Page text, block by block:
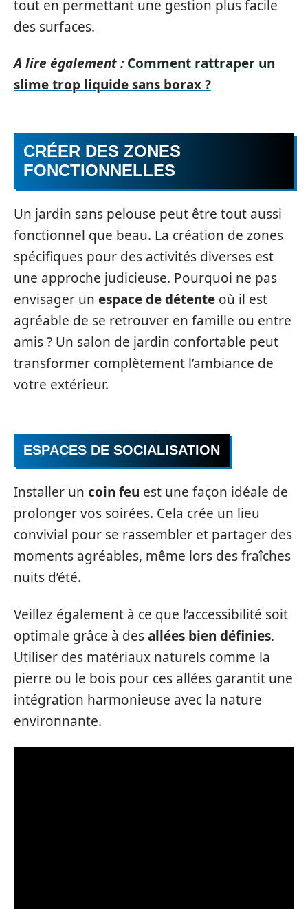
tout en permettant une gestion plus facile
des surfaces.
A lire également : Comment rattraper un
slime trop liquide sans borax ?
CRÉER DES ZONES
FONCTIONNELLES
Un jardin sans pelouse peut être tout aussi
fonctionnel que beau. La création de zones
spécifiques pour des activités diverses est
une approche judicieuse. Pourquoi ne pas
envisager un espace de détente où il est
agréable de se retrouver en famille ou entre
amis ? Un salon de jardin confortable peut
transformer complètement l’ambiance de
votre extérieur.
ESPACES DE SOCIALISATION
Installer un coin feu est une façon idéale de
prolonger vos soirées. Cela crée un lieu
convivial pour se rassembler et partager des
moments agréables, même lors des fraîches
nuits d’été.
Veillez également à ce que l’accessibilité soit
optimale grâce à desallées bien définies.
Utiliser des matériaux naturels comme la
pierre ou le bois pour ces allées garantit une
intégration harmonieuse avec la nature
environnante.